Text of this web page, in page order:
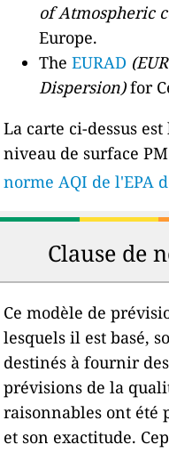
of Atmospheric
Europe.
TheEURAD
Dispersion)for
La carte ci-dessus
niveau de surface PM
norme AQI de l'EPA
Clause de
Ce modèle de
lesquels il est basé,
destinés à fournir
prévisions de la
raisonnables ont été
et son exactitude.